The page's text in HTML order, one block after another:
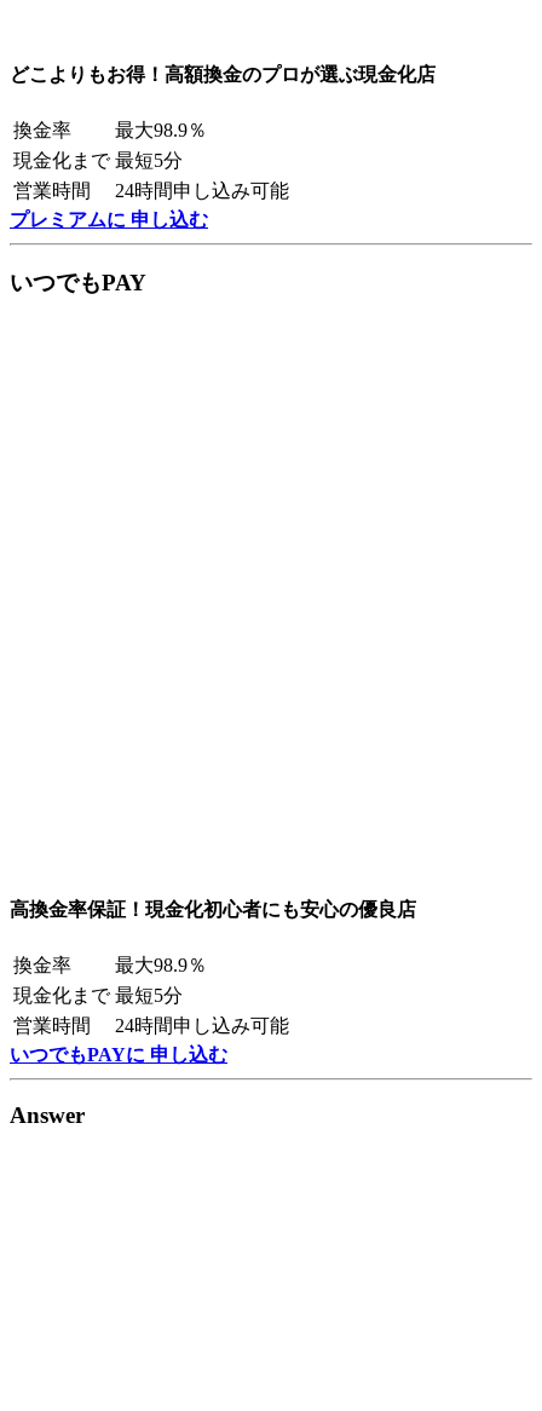
どこよりもお得！高額換金のプロが選ぶ現金化店
換金率
最大98.9％
現金化まで 最短5分
営業時間
24時間申し込み可能
プレミアムに 申し込む
いつでもPAY
高換金率保証！現金化初心者にも安心の優良店
換金率
最大98.9％
現金化まで 最短5分
営業時間
24時間申し込み可能
いつでもPAYに 申し込む
Answer